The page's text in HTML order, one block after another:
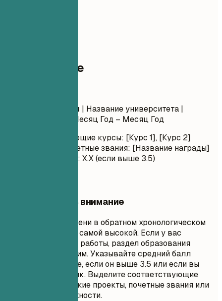
Образование
Название степени | Название университета |
Месяц Год – Месяц Год
Соответствующие курсы: [Курс 1], [Курс 2]
Награды/Почетные звания: [Название награды]
Средний балл: X.X (если выше 3.5)
На что обратить внимание
Перечисляйте степени в обратном хронологическом
порядке, начиная с самой высокой. Если у вас
значительный опыт работы, раздел образования
должен быть кратким. Указывайте средний балл
только в том случае, если он выше 3.5 или если вы
недавний выпускник. Выделите соответствующие
курсы, академические проекты, почетные звания или
руководящие должности.